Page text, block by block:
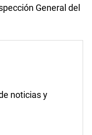
General del
noticias y